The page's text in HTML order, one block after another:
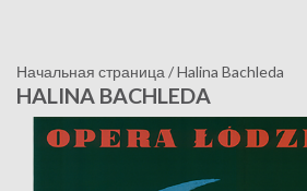
Начальная страница /Halina Bachleda
HALINA BACHLEDA